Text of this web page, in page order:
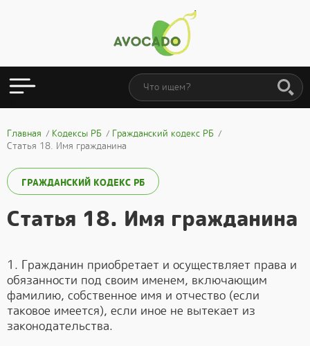
Главная Кодексы РБ
Гражданский кодекс РБ
Статья 18. Имя гражданина
ГРАЖДАНСКИЙ КОДЕКС РБ
Статья 18. Имя гражданина
1. Гражданин приобретает и осуществляет права и
обязанности под своим именем, включающим
фамилию, собственное имя и отчество (если
таковое имеется), если иное не вытекает из
законодательства.